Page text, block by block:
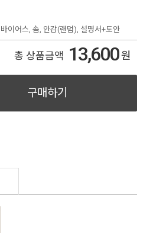
이어스, 솜, 안감(랜덤), 설명서+도안
총 상품금액 13,600원
구매하기